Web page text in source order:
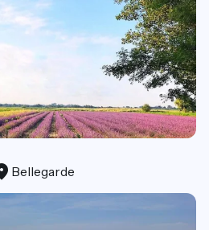
Bellegarde